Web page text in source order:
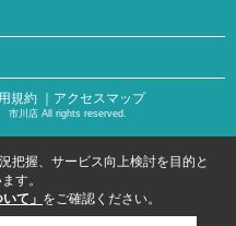
規約 ｜アクセスマップ
市川店 All rights reserved.
把握、サービス向上検討を目的と
す。
て」 をご確認ください。